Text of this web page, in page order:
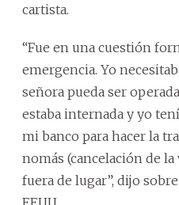
cartista.
“Fue en una cuestión
emergencia. Yo
señora pueda ser
estaba internada y yo
mi banco para hacer la
nomás (cancelación de la
fuera de lugar”, dijo